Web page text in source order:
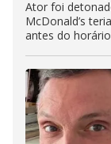
Ator foi
McDonald’s
antes do horário